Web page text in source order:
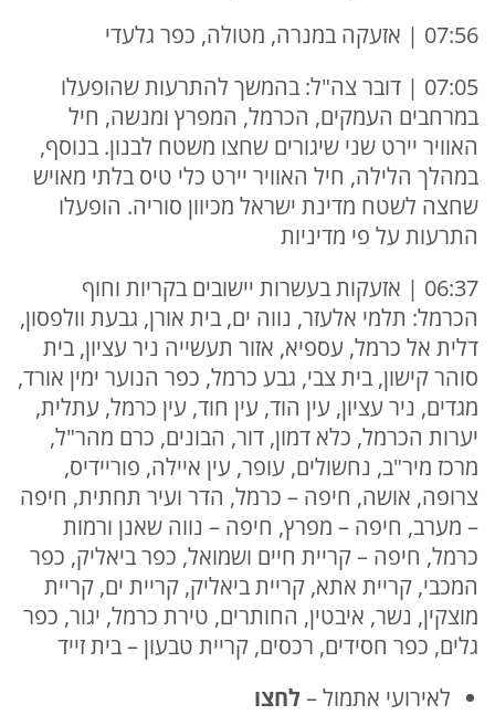
07:56 | אזעקה במנרה, מטולה, כפר גלעדי
07:05 | דובר צה"ל: בהמשך להתרעות שהופעלו
במרחבים העמקים, הכרמל, המפרץ ומנשה, חיל
האוויר יירט שני שיגורים שחצו משטח לבנון. בנוסף,
במהלך הלילה, חיל האוויר יירט כלי טיס בלתי מאויש
שחצה לשטח מדינת ישראל מכיוון סוריה. הופעלו
התרעות על פי מדיניות
06:37 | אזעקות בעשרות יישובים בקריות וחוף
הכרמל: תלמי אלעזר, נווה ים, בית אורן, גבעת וולפסון,
דלית אל כרמל, עספיא, אזור תעשייה ניר עציון, בית
סוהר קישון, בית צבי, גבע כרמל, כפר הנוער ימין אורד,
מגדים, ניר עציון, עין הוד, עין חוד, עין כרמל, עתלית,
יערות הכרמל, כלא דמון, דור, הבונים, כרם מהר"ל,
מרכז מיר"ב, נחשולים, עופר, עין איילה, פוריידיס,
צרופה, אושה, חיפה – כרמל, הדר ועיר תחתית, חיפה
– מערב, חיפה – מפרץ, חיפה – נווה שאנן ורמות
כרמל, חיפה – קריית חיים ושמואל, כפר ביאליק, כפר
המכבי, קריית אתא, קריית ביאליק, קריית ים, קריית
מוצקין, נשר, איבטין, החותרים, טירת כרמל, יגור, כפר
גלים, כפר חסידים, רכסים, קריית טבעון – בית זייד
לאירועי אתמול –לחצו